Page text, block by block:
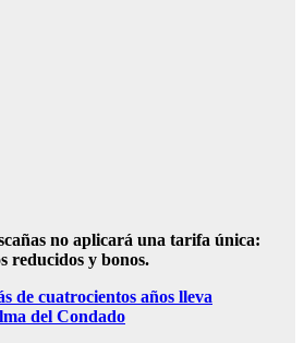
no aplicará una tarifa única:
reducidos y bonos.
de cuatrocientos años lleva
del Condado